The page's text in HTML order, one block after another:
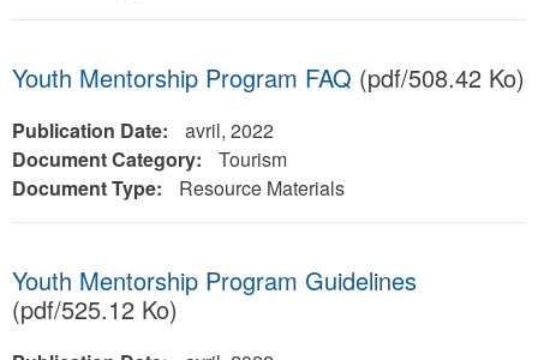
Youth Mentorship Program FAQ (pdf/508.42 Ko)
Publication Date:
avril, 2022
Document Category:
Tourism
Document Type:
Resource Materials
Youth Mentorship Program Guidelines
(pdf/525.12 Ko)